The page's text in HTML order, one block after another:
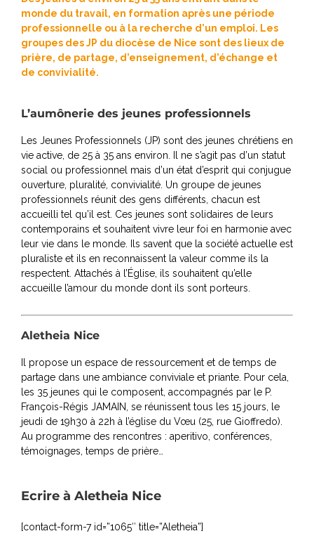
monde du travail, en formation après une période
professionnelle ou à la recherche d’un emploi. Les
groupes des JP du diocèse de Nice sont des lieux de
prière, de partage, d’enseignement, d’échange et
de convivialité.
L’aumônerie des jeunes professionnels
Les Jeunes Professionnels (JP) sont des jeunes chrétiens en
vie active, de 25 à 35 ans environ. Il ne s’agit pas d’un statut
social ou professionnel mais d’un état d’esprit qui conjugue
ouverture, pluralité, convivialité. Un groupe de jeunes
professionnels réunit des gens différents, chacun est
accueilli tel qu’il est. Ces jeunes sont solidaires de leurs
contemporains et souhaitent vivre leur foi en harmonie avec
leur vie dans le monde. Ils savent que la société actuelle est
pluraliste et ils en reconnaissent la valeur comme ils la
respectent. Attachés à l’Église, ils souhaitent qu’elle
accueille l’amour du monde dont ils sont porteurs.
Aletheia Nice
Il propose un espace de ressourcement et de temps de
partage dans une ambiance conviviale et priante. Pour cela,
les 35 jeunes qui le composent, accompagnés par le P.
François-Régis JAMAIN, se réunissent tous les 15 jours, le
jeudi de 19h30 à 22h à l’église du Vœu (25, rue Gioffredo).
Au programme des rencontres : aperitivo, conférences,
témoignages, temps de prière…
Ecrire à Aletheia Nice
[contact-form-7 id=”1065″ title=”Aletheia”]